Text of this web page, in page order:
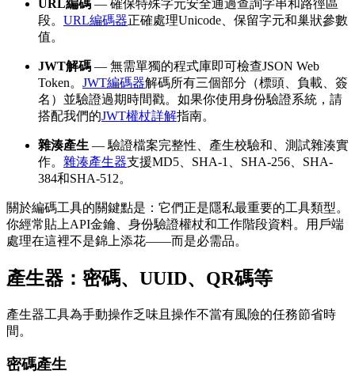
URL編碼 — 確保特殊字元安全通過查詢字串和路徑區
段。 URL編碼器正確處理Unicode、保留字元和巢狀參數
值。
JWT解碼 — 無需單獨的程式庫即可檢查JSON Web
Token。 JWT編碼器解碼所有三個部分（標頭、負載、簽
名）並驗證過期時間戳。如果你使用身份驗證系統，請
搭配我們的JWT權杖詳解指南。
雜湊產生 — 驗證檔案完整性、產生校驗和、測試雜湊實
作。 雜湊產生器支援MD5、SHA-1、SHA-256、SHA-
384和SHA-512。
關於編碼工具的關鍵點是：它們正是隱私最重要的工具類型。
你經常貼上API金鑰、身份驗證權杖和工作階段資料。用戶端
處理在這裡不是錦上添花——而是必需品。
產生器：密碼、UUID、QR碼等
產生器工具為手動操作乏味且操作不當有風險的任務節省時
間。
密碼產生